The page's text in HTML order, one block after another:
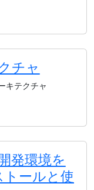
チャ
キテクチャ
発環境を
ールと使